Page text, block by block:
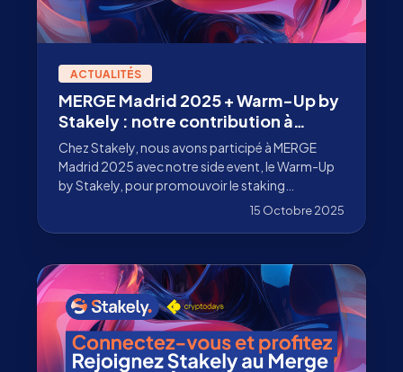
ACTUALITÉS
MERGE Madrid 2025 + Warm-Up by
Stakely : notre contribution à
l’adoption institutionnelle
Chez Stakely, nous avons participé à MERGE
Madrid 2025 avec notre side event, le Warm-Up
by Stakely, pour promouvoir le staking
institutionnel et connecter avec la communauté
15 Octobre 2025